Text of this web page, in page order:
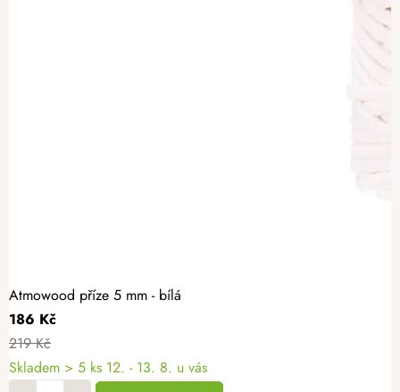
Atmowood příze 5 mm - bílá
186 Kč
219 Kč
Skladem > 5 ks 12. - 13. 8. u vás